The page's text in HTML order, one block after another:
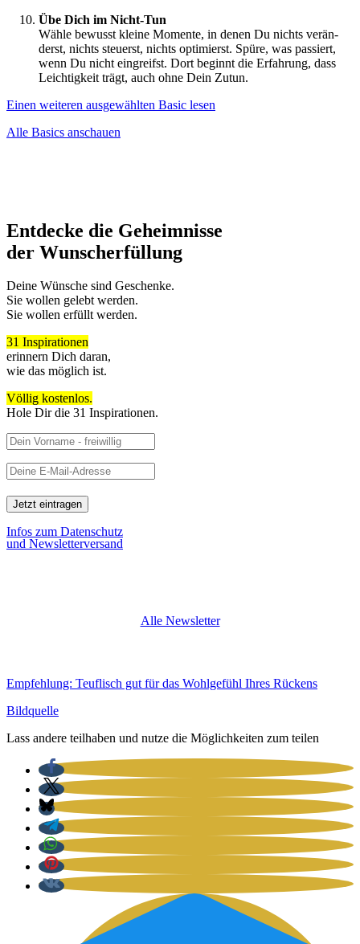
Übe Dich im Nicht-Tun
Wäh­le bewusst klei­ne Momen­te, in denen Du nichts ver­än­
derst, nichts steu­erst, nichts opti­mierst. Spü­re, was pas­siert,
wenn Du nicht ein­greifst. Dort beginnt die Erfah­rung, dass
Leich­tig­keit trägt, auch ohne Dein Zutun.
Einen wei­te­ren aus­ge­wähl­ten Basic lesen
Alle Basics anschau­en
Entdecke die Geheimnisse
der Wunscherfüllung
Dei­ne Wün­sche sind Geschen­ke.
Sie wol­len gelebt wer­den.
Sie wol­len erfüllt wer­den.
31 Inspi­ra­tio­nen
erin­nern Dich dar­an,
wie das mög­lich ist.
Völ­lig kos­ten­los.
Hole Dir die 31 Inspi­ra­tio­nen.
Infos zum Daten­schutz
und News­let­ter­ver­sand
Alle News­let­ter
Emp­feh­lung: Teuf­lisch gut für das Wohl­ge­fühl Ihres Rückens
Bild­quel­le
Lass ande­re teil­ha­ben und nut­ze die Mög­lich­kei­ten zum tei­len